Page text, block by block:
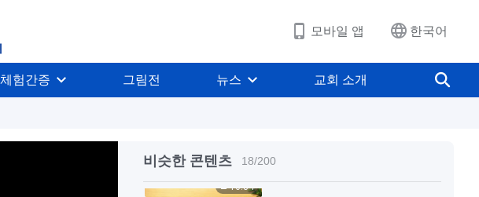
모바일 앱 한국어
체험간증 그림전 뉴스 교회 소개
비슷한 콘텐츠 18/200
가기 | 발췌문 16
16:34
가기 | 발췌문 17